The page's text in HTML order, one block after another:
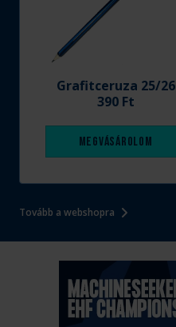
Tovább a webshopra
Grafitceruza 25/26
390 Ft
Megvásárolom